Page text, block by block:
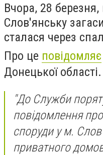
Вчора, 28 березня,
Слов'янську
сталася через
Про це повідомляє
Донецької області.
"До Служби
повідомлення
споруди у м.
приватного